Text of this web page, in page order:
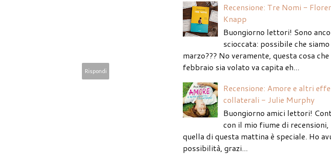
Rispondi
Recensione: Tre Nomi -
Knapp
Buongiorno lettori! Sono
scioccata: possibile che siamo
marzo??? No veramente, questa cosa che
febbraio sia volato va capita eh...
Recensione: Amore e altri
collaterali - Julie Murphy
Buongiorno amici lettori!
con il mio fiume di recensioni,
quella di questa mattina è speciale. Ho
possibilità, grazi...